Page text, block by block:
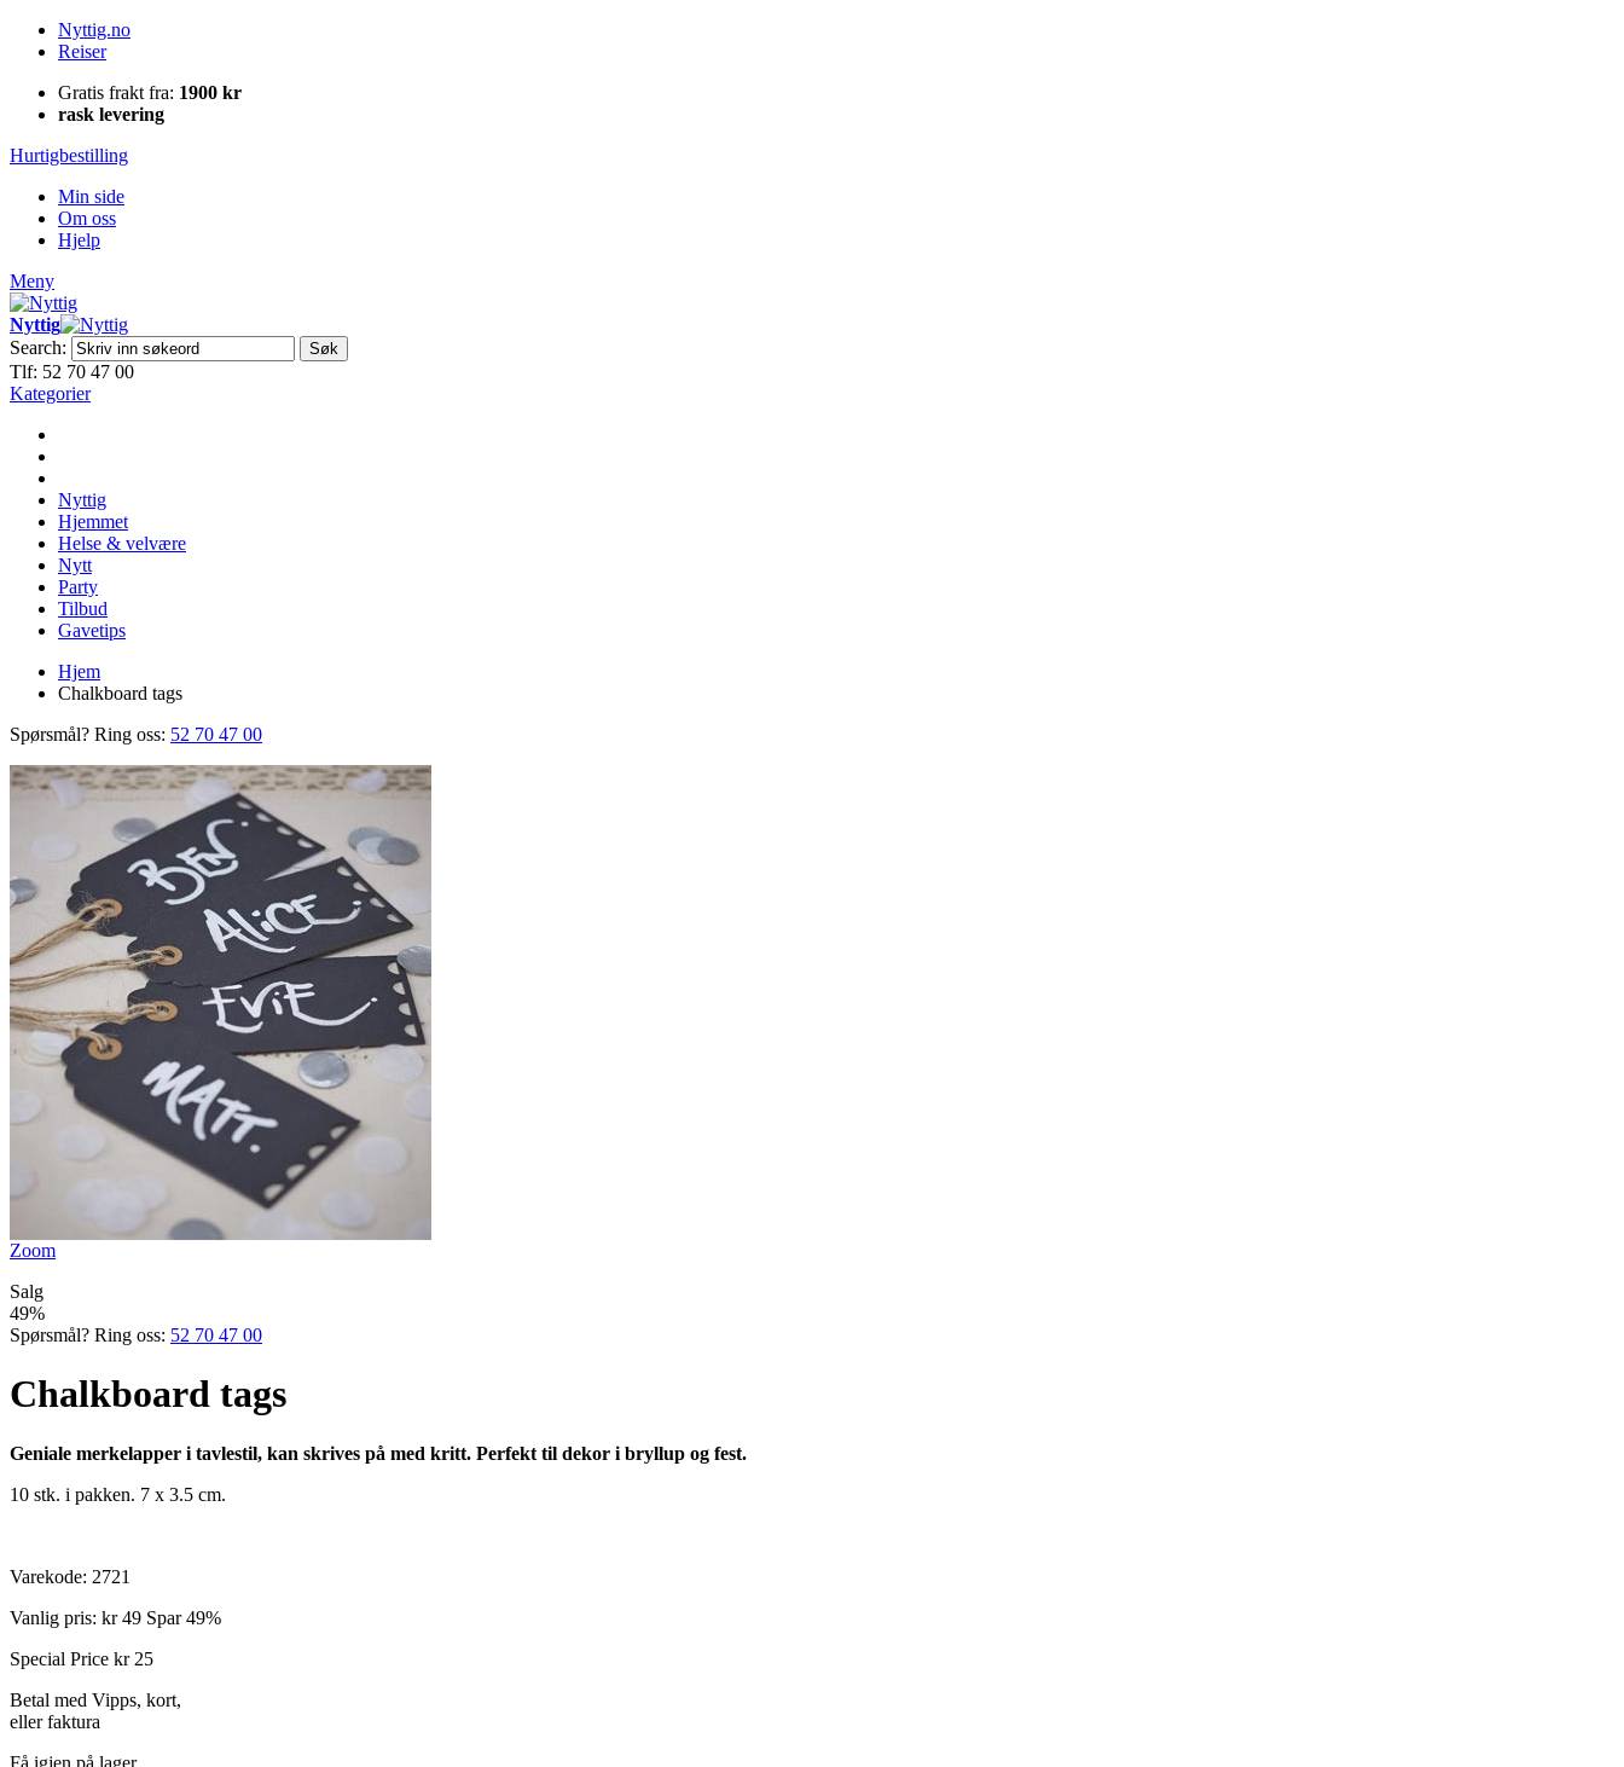
Nyttig.no
Reiser
Gratis frakt fra: 1900 kr
rask levering
Hurtigbestilling
Min side
Om oss
Hjelp
Meny
Nyttig
Search:
Søk
Tlf: 52 70 47 00
Kategorier
Nyttig
Hjemmet
Helse & velvære
Nytt
Party
Tilbud
Gavetips
Hjem
Chalkboard tags
Spørsmål? Ring oss: 52 70 47 00
Zoom
Salg
49%
Spørsmål? Ring oss: 52 70 47 00
Chalkboard tags
Geniale merkelapper i tavlestil, kan skrives på med kritt. Perfekt til dekor i bryllup og fest.
10 stk. i pakken. 7 x 3.5 cm.
Varekode: 2721
Vanlig pris: kr 49 Spar 49%
Special Price kr 25
Betal med Vipps, kort,
eller faktura
Få igjen på lager